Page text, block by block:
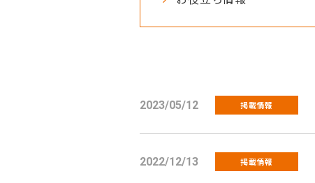
2023/05/12 掲載情報
2022/12/13 掲載情報